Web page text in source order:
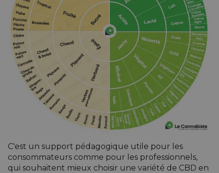
C'est un support pédagogique utile pour les
consommateurs comme pour les professionnels,
qui souhaitent mieux choisir une variété de CBD en